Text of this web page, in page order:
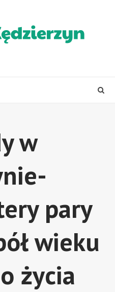
w
pary
wieku
życia